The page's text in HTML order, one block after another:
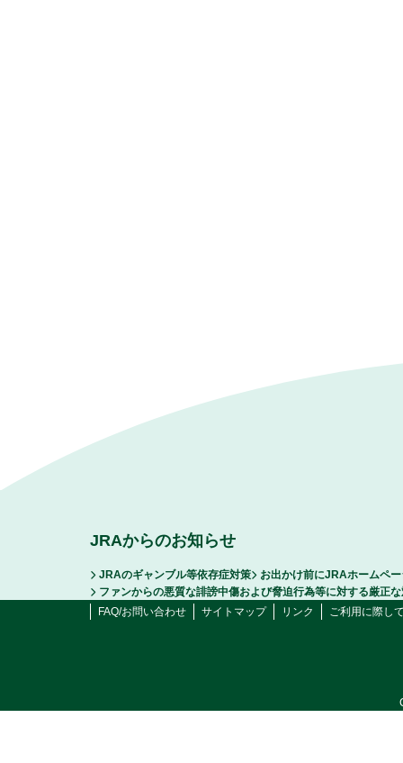
JRAからのお知らせ
JRAのギャンブル等依存症対策
お出かけ前にJRAホームペ
ファンからの悪質な誹謗中傷および脅迫行為等に対する厳正
FAQ/お問い合わせ
サイトマップ リンク ご利用に際し